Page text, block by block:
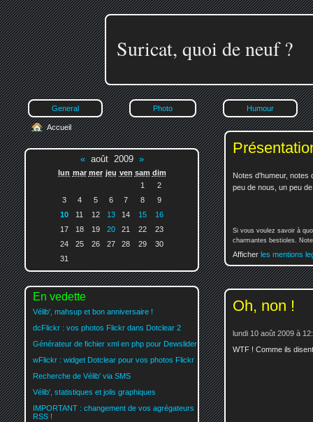
Suricat, quoi de neuf ?
General Photo Humour
Notes d'humeur, notes
peu de nous, un peu
Si vous voulez savoir à
charmantes bestioles.
Afficher les mentions
Oh, non !
lundi 10 août 2009 à
WTF ! Comme ils
Accueil
«août 2009 »
lun mar mer jeu ven sam dim
1
2
3
4 5 6 7 8
9
10
11 12 13 14 15
16
17
18 19 20 21 22
23
24
25 26 27 28 29
30
31
En vedette
Vélib', mahsup et bon anniversaire !
dcFlickr : vos photos Flickr dans Dotclear 2
Générateur de fichier xml en php pour Dewslider
wFlickr : widget Dotclear pour vos photos Flickr
Recherche de Vélib' via SMS
Vélib', statistiques et jolis graphiques
IMPORTANT : changement de vos agrégateurs
RSS !